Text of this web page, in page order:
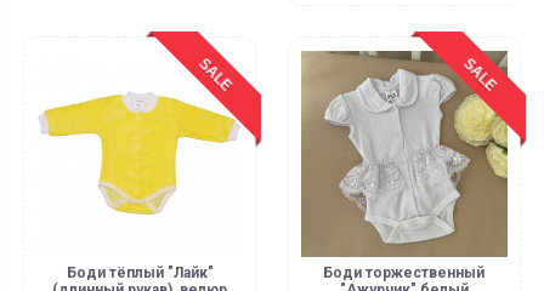
SALE
Боди тёплый "Лайк"
SALE
Боди торжественный